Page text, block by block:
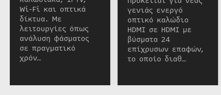
Wi-Fi και οπτικά
δίκτυα. Με
λειτουργίες όπως
ανάλυση φάσματος
σε πραγματικό
χρόν…
γενιάς ενεργό
οπτικό καλώδιο
HDMI σε HDMI με
βύσματα 24
επίχρυσων επαφών,
το οποίο διαθ…